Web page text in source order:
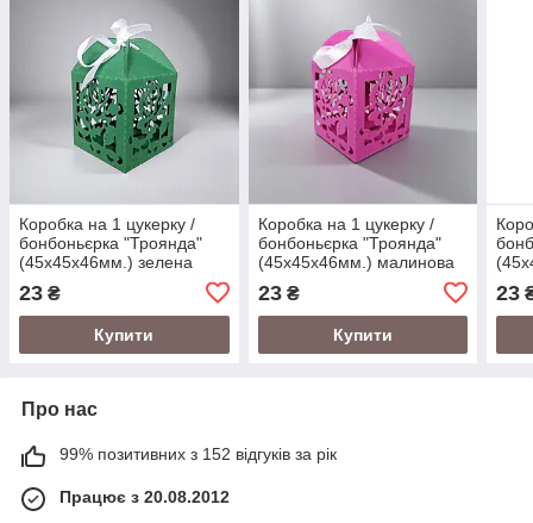
Коробка на 1 цукерку /
бонбоньєрка "Троянда"
(45х45х46мм.) зелена
23 ₴
Купити
Коробка на 1 цукерку /
бонбоньєрка "Троянда"
(45х45х46мм.) малинова
23₴
Купити
23
Про нас
99% позитивних з 152 відгуків за рік
Працює з 20.08.2012